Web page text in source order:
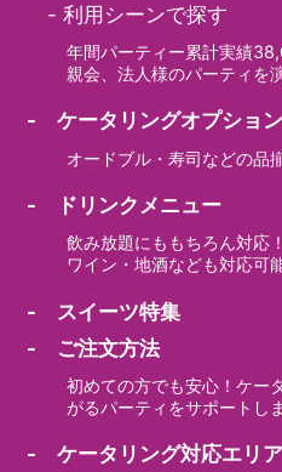
-利用シーンで探す
年間パーティー累計実績
親会、法人様のパーティを
- ケータリングオプショ
オードブル・寿司などの品
- ドリンクメニュー
飲み放題にももちろん対応！
ワイン・地酒なども対応可
- スイーツ特集
- ご注文方法
初めての方でも安心！ケー
がるパーティをサポートしま
- ケータリング対応エリ